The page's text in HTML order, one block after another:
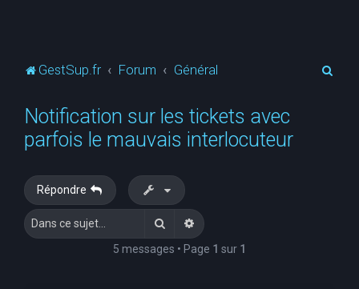
GestSup.fr Forum Général
Notification sur les tickets avec
parfois le mauvais interlocuteur
Répondre
RechercherRecherche avancée
5 messages • Page 1 sur 1